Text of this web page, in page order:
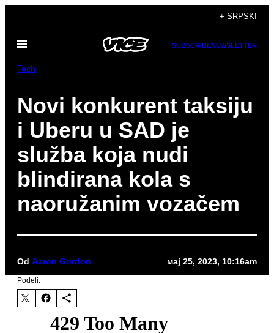
садржај
+ SRPSKI
Otvori
SUBSCRIBENEWSLETTER
Tech
Novi konkurent taksiju
i Uberu u SAD je
služba koja nudi
blindirana kola s
naoružanim vozačem
Od Aaron Gordon мај 25, 2023, 10:16am
Podeli: